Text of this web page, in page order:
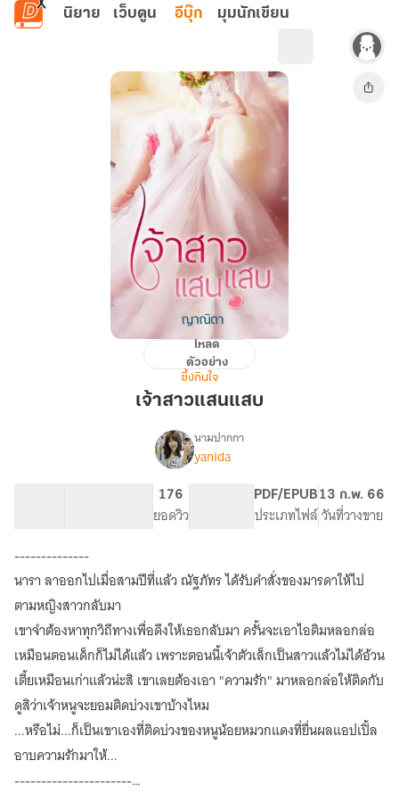
ข้ามไปยังเนื้อหาหลัก
นิยาย เว็บตูน อีบุ๊ก มุมนักเขียน
แสน
โหลด
ตัวอย่าง
ซึ้งกินใจ
เจ้าสาวแสนแสบ
เรื่อง
นามปากกา
yanida
176
ยอดวิว
PDF/EPUB
ประเภทไฟล์
13 ก.พ. 66
วันที่วางขาย
--------------
นารา ลาออกไปเมื่อสามปีที่แล้ว ณัฐภัทร ได้รับคำสั่งของมารดาให้ไป
ตามหญิงสาวกลับมา
เขาจำต้องหาทุกวิถีทางเพื่อดึงให้เธอกลับมา ครั้นจะเอาไอติมหลอกล่อ
เหมือนตอนเด็กก็ไม่ได้แล้ว เพราะตอนนี้เจ้าตัวเล็กเป็นสาวแล้วไม่ได้อ้วน
เตี้ยเหมือนเก่าแล้วน่ะสิ เขาเลยต้องเอา "ความรัก" มาหลอกล่อให้ติดกับ
ดูสิว่าเจ้าหนูจะยอมติดบ่วงเขาบ้างไหม
...หรือไม่...ก็เป็นเขาเองที่ติดบ่วงของหนูน้อยหมวกแดงที่ยื่นผลแอปเปิ้ล
อาบความรักมาให้...
----------------------